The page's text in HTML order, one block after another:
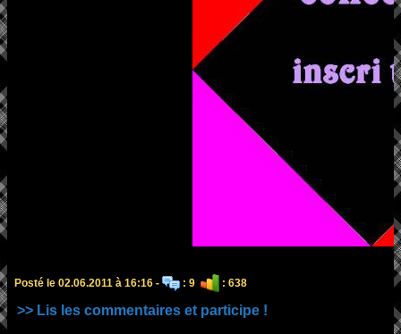
Posté le 02.06.2011 à 16:16 - : 9 : 638
>> Lis les commentaires et participe !